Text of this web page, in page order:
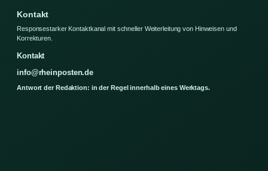
Kontakt
Responsestarker Kontaktkanal mit schneller Weiterleitung von Hinweisen und
Korrekturen.
Kontakt
info@rheinposten.de
Antwort der Redaktion: in der Regel innerhalb eines Werktags.